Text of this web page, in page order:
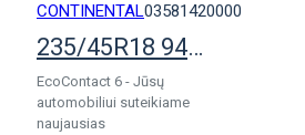
CONTINENTAL03581420000
235/45R18 94W Continental EcoContact 6
EcoContact 6 - Jūsų
automobiliui suteikiame
naujausias